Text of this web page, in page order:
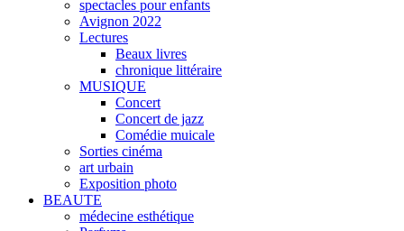
spectacles pour enfants
Avignon 2022
Lectures
Beaux livres
chronique littéraire
MUSIQUE
Concert
Concert de jazz
Comédie muicale
Sorties cinéma
art urbain
Exposition photo
BEAUTE
médecine esthétique